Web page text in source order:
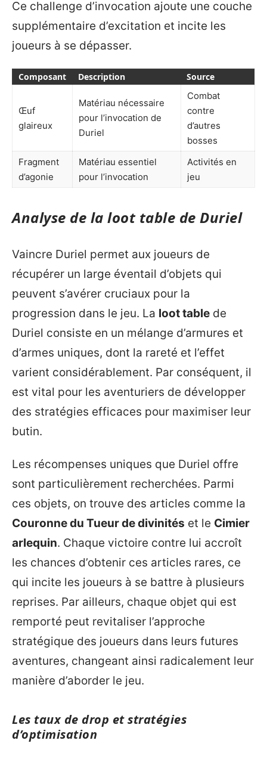
Ce challenge d’invocation ajoute une couche
supplémentaire d’excitation et incite les
joueurs à se dépasser.
Composant Description Source
Œuf
glaireux
Matériau nécessaire
pour l’invocation de
Duriel
Combat
contre
d’autres
bosses
Fragment
d’agonie
Matériau essentiel
pour l’invocation
Activités en
jeu
Analyse de la loot table de Duriel
Vaincre Duriel permet aux joueurs de
récupérer un large éventail d’objets qui
peuvent s’avérer cruciaux pour la
progression dans le jeu. La loot table de
Duriel consiste en un mélange d’armures et
d’armes uniques, dont la rareté et l’effet
varient considérablement. Par conséquent, il
est vital pour les aventuriers de développer
des stratégies efficaces pour maximiser leur
butin.
Les récompenses uniques que Duriel offre
sont particulièrement recherchées. Parmi
ces objets, on trouve des articles comme la
Couronne du Tueur de divinités et le Cimier
arlequin. Chaque victoire contre lui accroît
les chances d’obtenir ces articles rares, ce
qui incite les joueurs à se battre à plusieurs
reprises. Par ailleurs, chaque objet qui est
remporté peut revitaliser l’approche
stratégique des joueurs dans leurs futures
aventures, changeant ainsi radicalement leur
manière d’aborder le jeu.
Les taux de drop et stratégies
d’optimisation